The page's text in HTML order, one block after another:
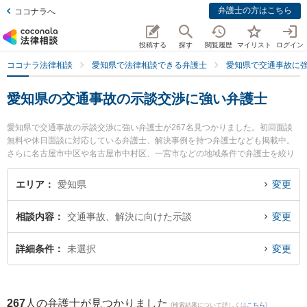
ココナラへ 弁護士の方はこちら
投稿する 探す 閲覧履歴 マイリスト ログイン
ココナラ法律相談 愛知県で法律相談できる弁護士 愛知県で交通事故に
愛知県の交通事故の示談交渉に強い弁護士
愛知県で交通事故の示談交渉に強い弁護士が267名見つかりました。初回面談
無料や休日面談に対応している弁護士、解決事例を持つ弁護士なども掲載中。
さらに名古屋市中区や名古屋市中村区、一宮市などの地域条件で弁護士を絞り
込めます。交通事故に関係する自動車事故やバイク事故、自転車事故等の細か
な分野での絞り込み検索もでき便利です。特に弁護士法人名城法律事務所 サテ
情報や弁護士費用、強みなどが注目されています。『愛知県で土日や夜間に発
生した交通事故の示談交渉のトラブルを今すぐに弁護士に相談したい』『交通
事故の示談交渉のトラブル解決の実績豊富な近くの弁護士を検索したい』『初
エリア 愛知県 変更
相談内容 交通事故、解決に向けた示談 変更
詳細条件 未選択 変更
267 人の弁護士が見つかりました (検索結果について詳しくは こちら)